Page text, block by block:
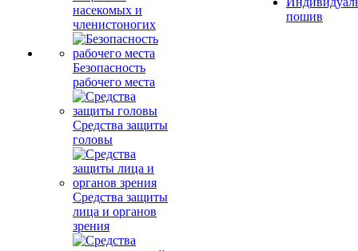
насекомых и
членистоногих
Безопасность
рабочего места
Средства защиты
головы
Средства защиты
лица и органов
зрения
пошив